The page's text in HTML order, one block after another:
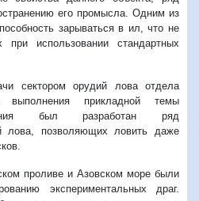
его промысла. Одним из
зарываться в ил, что не
при использовании стандартных
сектором орудий лова отдела
выполнения прикладной темы
был разработан ряд
лова, позволяющих ловить даже
проливе и Азовском море были
экспериментальных драг.